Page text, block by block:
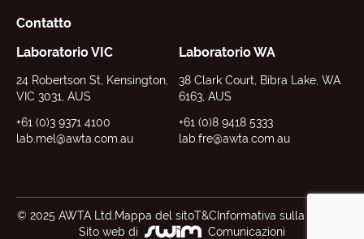
Contatto
Laboratorio VIC
24 Robertson St, Kensington,
VIC 3031, AUS
+61 (0)3 9371 4100
lab.mel@awta.com.au
Laboratorio WA
38 Clark Court, Bibra Lake, WA
6163, AUS
+61 (0)8 9418 5333
lab.fre@awta.com.au
© 2025 AWTA Ltd. Mappa del sitoT&C Informativa sulla privacy
Sito web di
Comunicazioni